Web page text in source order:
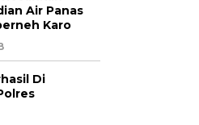
Air Panas
Karo
Di